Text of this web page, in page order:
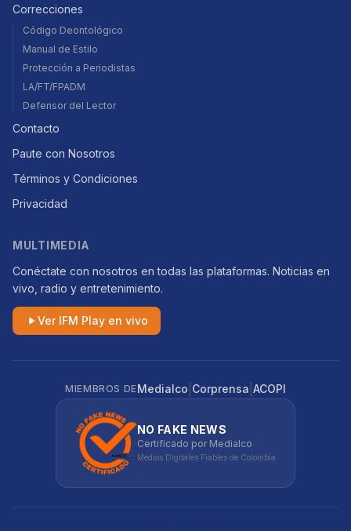
Correcciones
Código Deontológico
Manual de Estilo
Protección a Periodistas
LA/FT/FPADM
Defensor del Lector
Contacto
Paute con Nosotros
Términos y Condiciones
Privacidad
MULTIMEDIA
Conéctate con nosotros en todas las plataformas. Noticias en
vivo, radio y entretenimiento.
Ver IFM Play en vivo
MIEMBROS DEMedialco Corprensa ACOPI
NO FAKE NEWS
Certificado por Medialco
Medios Digitales Fiables de Colombia